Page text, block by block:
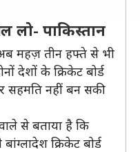
लो- पाकिस्तान
अब महज़ तीन हफ्ते से भी
देशों के क्रिकेट बोर्ड
सहमति नहीं बन सकी
से बताया है कि
क्रिकेट बोर्ड